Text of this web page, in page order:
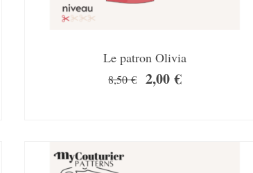
Le patron Olivia
8,50€ 2,00€